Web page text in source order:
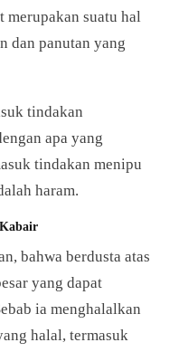
suatu hal
dan panutan yang
tindakan
apa yang
tindakan menipu
haram.
bahwa berdusta atas
yang dapat
ia menghalalkan
halal, termasuk